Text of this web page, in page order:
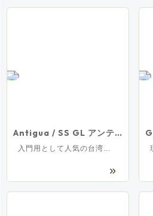
Antigua / SS GL アンティグア スタンダードシリーズ ソプラノサックス ラッカー仕上げ 《出荷前検品》《5年保証》